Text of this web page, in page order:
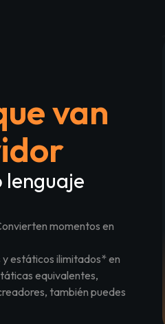
van
lenguaje
momentos en
y estáticos ilimitados* en
equivalentes,
también puedes